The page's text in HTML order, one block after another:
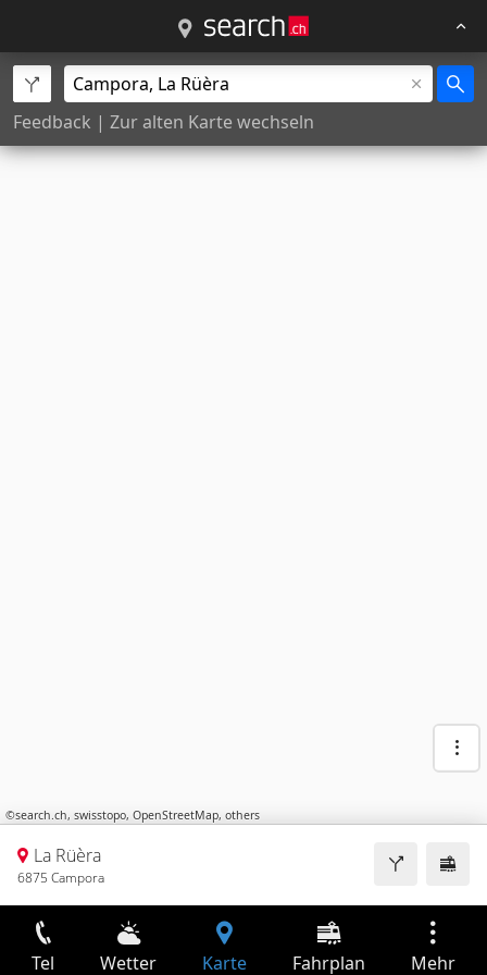
Feedback | Zur alten Karte wechseln
©search.ch, swisstopo, OpenStreetMap, others
La Rüèra
6875 Campora
Tel Wetter Karte Fahrplan Mehr